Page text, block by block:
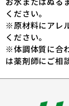
ください。
※原材料にアレ
ください。
※体調体質に合
は薬剤師にご相